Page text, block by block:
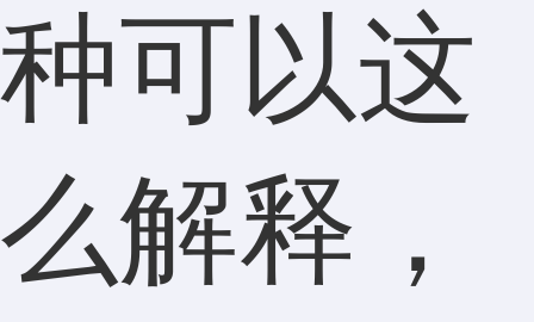
种可以这
么解释，